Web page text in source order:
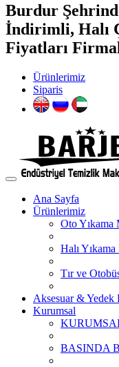
Burdur
İndirimli, Halı
Fiyatları
Ürünlerimiz
Siparis
Ana Sayfa
Ürünlerimiz
Oto Yıkama
Halı
Tır ve
Aksesuar & Yedek
Kurumsal
BASINDA